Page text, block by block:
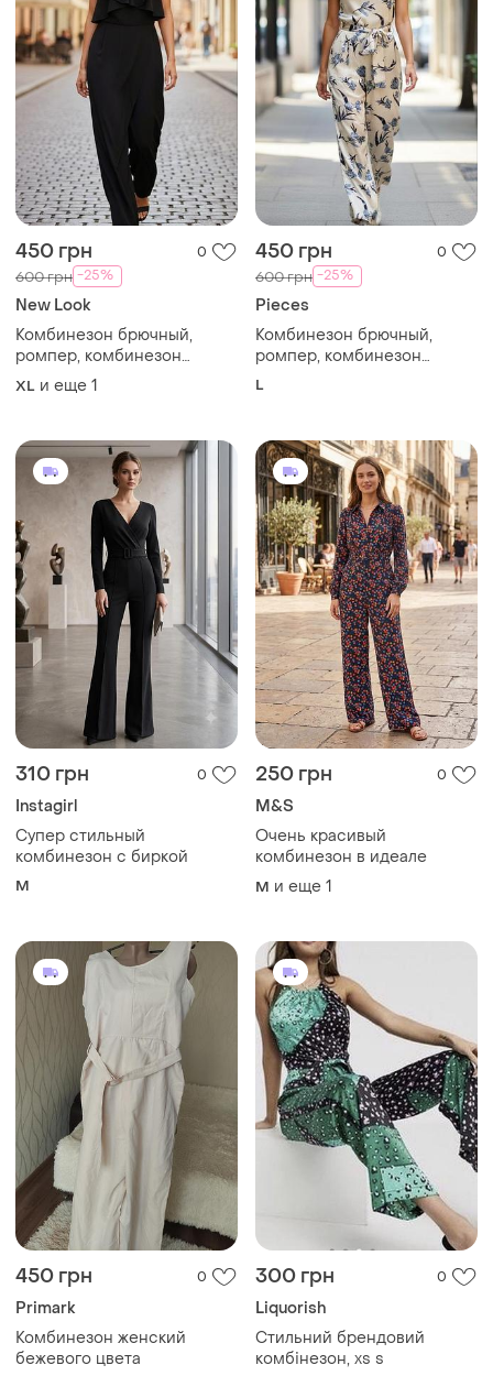
450 грн 0
600 грн -25%
New Look
Комбинезон брючный,
ромпер, комбинезон
женский 🔥🔥🔥🔥🔥
XL и еще 1
450 грн 0
600 грн -25%
Pieces
Комбинезон брючный,
ромпер, комбинезон
женский 🔥🔥🔥🔥🔥
L
310 грн 0
Instagirl
Супер стильный
комбинезон с биркой
M
250 грн 0
M&S
Очень красивый
комбинезон в идеале
M и еще 1
450 грн 0
Primark
Комбинезон женский
бежевого цвета
300 грн 0
Liquorish
Стильний брендовий
комбінезон, xs s